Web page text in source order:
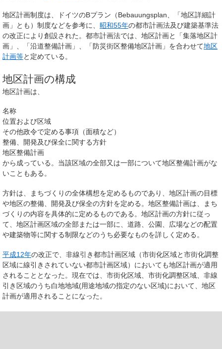
地区計画制度は、ドイツのBプラン（Bebauungsplan、「地区詳細計
画」とも）制度などを参考に、 昭和55年の都市計画法及び建築基準法
の改正により創設された。都市計画法では、地区計画と「集落地区計
画 」、「沿道整備計画 」、「防災街区整備地区計画 」を合わせて地区
計画等と定めている。
地区計画の構成
地区計画は、
名称
位置および区域
その他政令で定める事項（面積など）
整備、開発及び保全に関する方針
地区整備計画
から成っている。当該区域の全部又は一部について地区整備計画がな
いこともある。
方針は、まちづくりの全体構想を定めるものであり、地区計画の目標
や地区の整備、開発及び保全の方針を定める。地区整備計画は、まち
づくりの内容を具体的に定めるものである。地区計画の方針に従っ
て、地区計画区域の全部または一部に、道路、公園、広場などの配置
や建築物等に関する制限などのうち必要なものを詳しく定める。
平成12年の改正で、非線引き都市計画区域（市街化区域と市街化調整
区域に線引きされていない都市計画区域）においても地区計画が適用
されることとなった。現在では、市街化区域、市街化調整区域、非線
引き区域のうち白地地域(用途地域の指定のない区域)において、地区
計画が適用されることになった。